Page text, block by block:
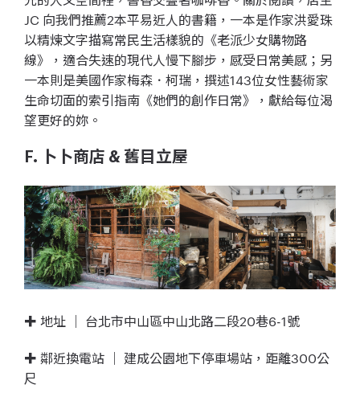
JC 向我們推薦2本平易近人的書籍，一本是作家洪愛珠
以精煉文字描寫常民生活樣貌的《老派少女購物路
線》，適合失速的現代人慢下腳步，感受日常美感；另
一本則是美國作家梅森．柯瑞，撰述143位女性藝術家
生命切面的索引指南《她們的創作日常》，獻給每位渴
望更好的妳。
F. 卜卜商店 & 舊目立屋
✚ 地址 ｜ 台北市中山區中山北路二段20巷6-1號
✚ 鄰近換電站 ｜ 建成公園地下停車場站，距離300公
尺